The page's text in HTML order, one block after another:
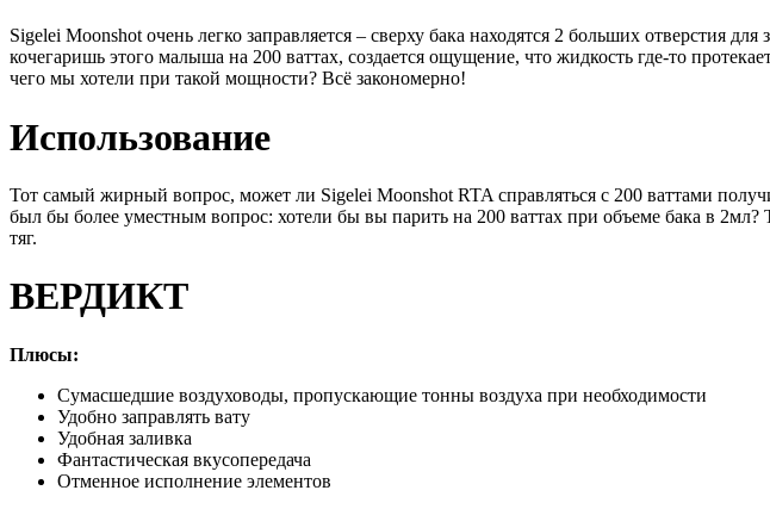
Sigelei Moonshot очень легко заправляется – сверху бака находятся 2 больших отверстия
кочегаришь этого малыша на 200 ваттах, создается ощущение, что жидкость где-то
чего мы хотели при такой мощности? Всё закономерно!
Использование
Тот самый жирный вопрос, может ли Sigelei Moonshot RTA справляться с 200 ваттами
был бы более уместным вопрос: хотели бы вы парить на 200 ваттах при объеме бака в 2мл?
тяг.
ВЕРДИКТ
Плюсы:
Сумасшедшие воздуховоды, пропускающие тонны воздуха при необходимости
Удобно заправлять вату
Удобная заливка
Фантастическая вкусопередача
Отменное исполнение элементов